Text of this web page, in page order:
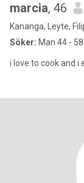
marcia, 46
Kananga, Leyte,
Söker: Man 44 - 58
i love to cook and i